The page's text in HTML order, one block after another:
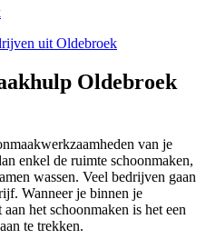
uit Oldebroek
Oldebroek
van je
enkel de ruimte schoonmaken,
wassen. Veel bedrijven gaan
Wanneer je binnen je
het schoonmaken is het een
te trekken.